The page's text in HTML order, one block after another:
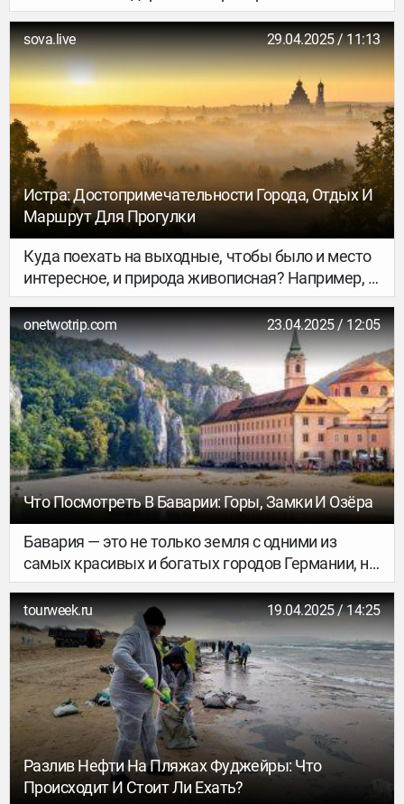
зелёный город ты попал! Везде, где есть земля,
точно будет сад, или парк, ну или хотя бы
клумба. Уже позже взгляду откроются и
старинные дома с узнаваемой европейской
архитектурой, и широченные проспекты, и
обилие классических монументов.
sova.live 29.04.2025 / 11:13
Истра: Достопримечательности Города, Отдых И
Маршрут Для Прогулки
Куда поехать на выходные, чтобы было и место
интересное, и природа живописная? Например, в
маленький, но очень зеленый город Истра в
Московской области. 35 километров от МКАД –
и взору открываются памятники церковного
зодчества на фоне лесных пейзажей.
onetwotrip.com 23.04.2025 / 12:05
Что Посмотреть В Баварии: Горы, Замки И Озёра
Бавария — это не только земля с одними из
самых красивых и богатых городов Германии, но
и великолепные ландшафты и захватывающая
природа. А в тени альпийских лесов скрываются
старинные замки, многие из которых выглядят
так, словно вышли из сказки. Сегодня
расскажем о секретных местах Баварии,
которые лучше не пропускать, если вы хотите
совершить насыщенное путешествие по
региону.
tourweek.ru 19.04.2025 / 14:25
Разлив Нефти На Пляжах Фуджейры: Что
Происходит И Стоит Ли Ехать?